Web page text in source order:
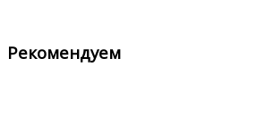
Рекомендуем